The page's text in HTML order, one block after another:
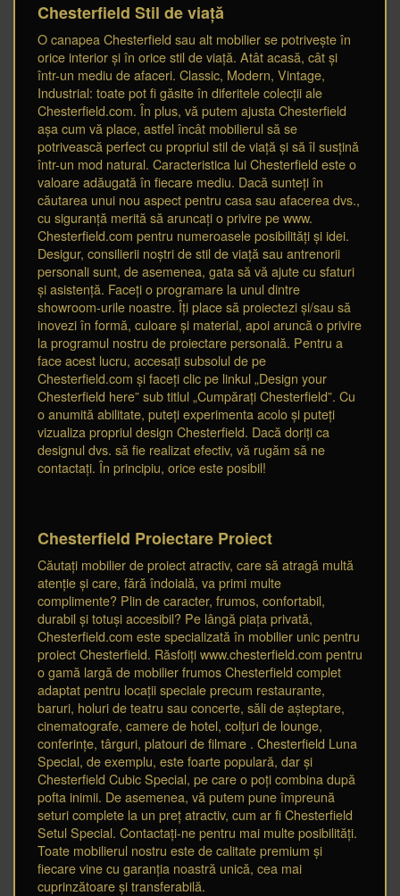
Chesterfield Stil de viață
O canapea Chesterfield sau alt mobilier se potrivește în
orice interior și în orice stil de viață. Atât acasă, cât și
într-un mediu de afaceri. Classic, Modern, Vintage,
Industrial: toate pot fi găsite în diferitele colecții ale
Chesterfield.com. În plus, vă putem ajusta Chesterfield
așa cum vă place, astfel încât mobilierul să se
potrivească perfect cu propriul stil de viață și să îl susțină
într-un mod natural. Caracteristica lui Chesterfield este o
valoare adăugată în fiecare mediu. Dacă sunteți în
căutarea unui nou aspect pentru casa sau afacerea dvs.,
cu siguranță merită să aruncați o privire pe www.
Chesterfield.com pentru numeroasele posibilități și idei.
Desigur, consilierii noștri de stil de viață sau antrenorii
personali sunt, de asemenea, gata să vă ajute cu sfaturi
și asistență. Faceți o programare la unul dintre
showroom-urile noastre. Îți place să proiectezi și/sau să
inovezi în formă, culoare și material, apoi aruncă o privire
la programul nostru de proiectare personală. Pentru a
face acest lucru, accesați subsolul de pe
Chesterfield.com și faceți clic pe linkul „Design your
Chesterfield here” sub titlul „Cumpărați Chesterfield”. Cu
o anumită abilitate, puteți experimenta acolo și puteți
vizualiza propriul design Chesterfield. Dacă doriți ca
designul dvs. să fie realizat efectiv, vă rugăm să ne
contactați. În principiu, orice este posibil!
Chesterfield Proiectare Proiect
Căutați mobilier de proiect atractiv, care să atragă multă
atenție și care, fără îndoială, va primi multe
complimente? Plin de caracter, frumos, confortabil,
durabil și totuși accesibil? Pe lângă piața privată,
Chesterfield.com este specializată în mobilier unic pentru
proiect Chesterfield. Răsfoiți www.chesterfield.com pentru
o gamă largă de mobilier frumos Chesterfield complet
adaptat pentru locații speciale precum restaurante,
baruri, holuri de teatru sau concerte, săli de așteptare,
cinematografe, camere de hotel, colțuri de lounge,
conferințe, târguri, platouri de filmare . Chesterfield Luna
Special, de exemplu, este foarte populară, dar și
Chesterfield Cubic Special, pe care o poți combina după
pofta inimii. De asemenea, vă putem pune împreună
seturi complete la un preț atractiv, cum ar fi Chesterfield
Setul Special. Contactați-ne pentru mai multe posibilități.
Toate mobilierul nostru este de calitate premium și
fiecare vine cu garanția noastră unică, cea mai
cuprinzătoare și transferabilă.